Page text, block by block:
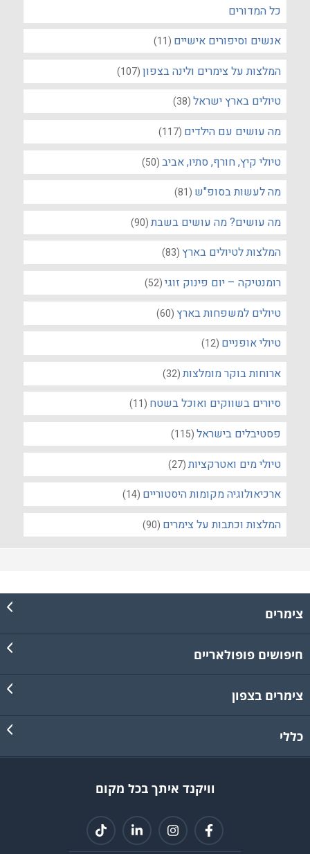
כל המדורים
אנשים וסיפורים אישיים (11)
המלצות על צימרים ולינה בצפון(107)
טיולים בארץ ישראל(38)
מה עושים עם הילדים (117)
טיולי קיץ, חורף, סתיו, אביב(50)
מה לעשות בסופ"ש (81)
מה עושים? מה עושים בשבת(90)
המלצות לטיולים בארץ(83)
רומנטיקה – יום פינוק זוגי(52)
טיולים למשפחות בארץ(60)
טיולי אופניים (12)
ארוחות בוקר מומלצות(32)
סיורים בשווקים ואוכל בשטח (11)
פסטיבלים בישראל(115)
טיולי מים ואטרקציות(27)
ארכיאולוגיה מקומות היסטוריים (14)
המלצות וכתבות על צימרים (90)
צימרים
חיפושים פופולאריים
צימרים בצפון
כללי
וויקנד איתך בכל מקום